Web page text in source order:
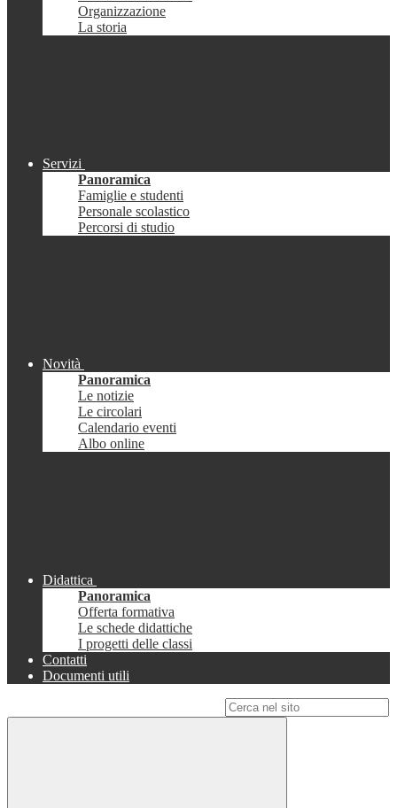
Organizzazione
La storia
Servizi
Panoramica
Famiglie e studenti
Personale scolastico
Percorsi di studio
Novità
Panoramica
Le notizie
Le circolari
Calendario eventi
Albo online
Didattica
Panoramica
Offerta formativa
Le schede didattiche
I progetti delle classi
Contatti
Documenti utili